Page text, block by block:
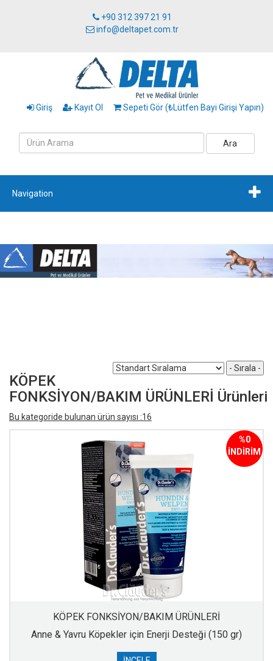
+90 312 397 21 91
info@deltapet.com.tr
Giriş Kayıt Ol Sepeti Gör (₺Lütfen Bayi Girişi Yapın)
Ara
Navigation
KÖPEK
FONKSİYON/BAKIM ÜRÜNLERİ Ürünleri
Bu kategoride bulunan ürün sayısı :16
%0
İNDİRİM
KÖPEK FONKSİYON/BAKIM ÜRÜNLERİ
Anne & Yavru Köpekler için Enerji Desteği (150 gr)